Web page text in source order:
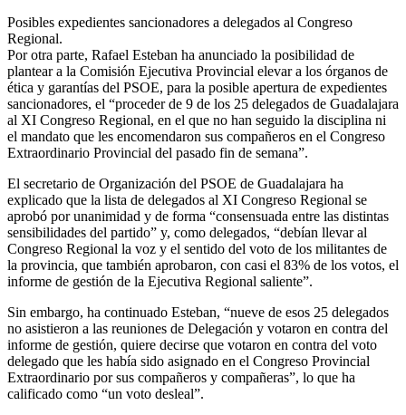
Posibles expedientes sancionadores a delegados al Congreso
Regional.
Por otra parte, Rafael Esteban ha anunciado la posibilidad de
plantear a la Comisión Ejecutiva Provincial elevar a los órganos de
ética y garantías del PSOE, para la posible apertura de expedientes
sancionadores, el “proceder de 9 de los 25 delegados de Guadalajara
al XI Congreso Regional, en el que no han seguido la disciplina ni
el mandato que les encomendaron sus compañeros en el Congreso
Extraordinario Provincial del pasado fin de semana”.
El secretario de Organización del PSOE de Guadalajara ha
explicado que la lista de delegados al XI Congreso Regional se
aprobó por unanimidad y de forma “consensuada entre las distintas
sensibilidades del partido” y, como delegados, “debían llevar al
Congreso Regional la voz y el sentido del voto de los militantes de
la provincia, que también aprobaron, con casi el 83% de los votos, el
informe de gestión de la Ejecutiva Regional saliente”.
Sin embargo, ha continuado Esteban, “nueve de esos 25 delegados
no asistieron a las reuniones de Delegación y votaron en contra del
informe de gestión, quiere decirse que votaron en contra del voto
delegado que les había sido asignado en el Congreso Provincial
Extraordinario por sus compañeros y compañeras”, lo que ha
calificado como “un voto desleal”.